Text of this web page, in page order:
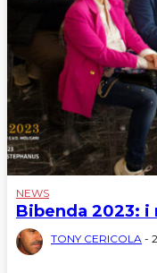
NEWS
Bibenda 2023: i
TONY CERICOLA -